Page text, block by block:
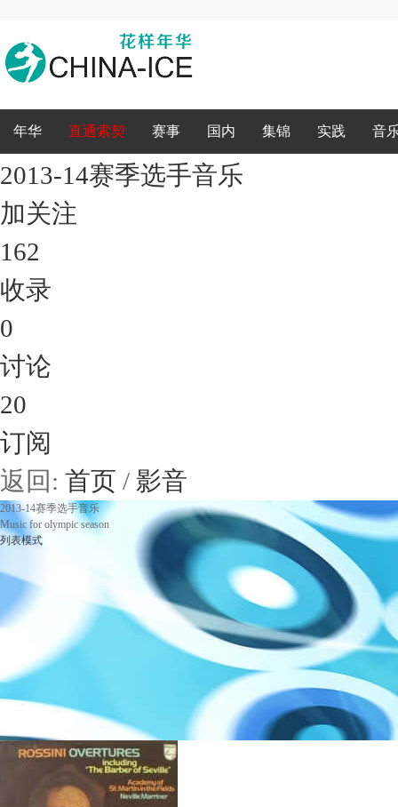
年华 直通索契 赛事 国内 集锦 实践 音
2013-14赛季选手音乐
加关注
162
收录
0
讨论
20
订阅
返回: 首页 / 影音
2013-14赛季选手音乐
Music for olympic season
列表模式